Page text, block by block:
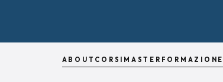
ABOUT CORSI MASTER